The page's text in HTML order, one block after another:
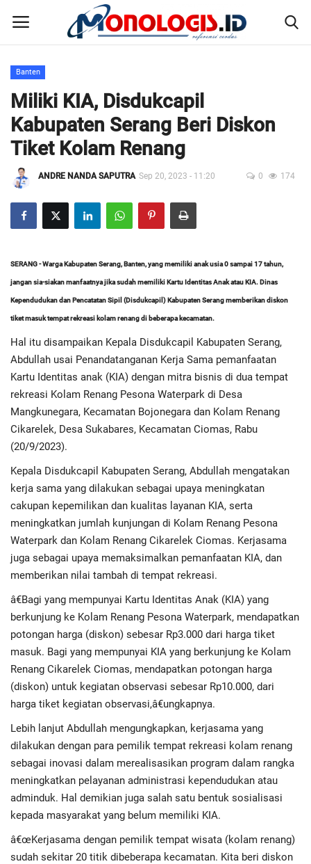
Home
Kontak
Disclaimer
Susunan Redaksi
Nusantara
Galeri
Regional
Pendidikan
Ekonomi
Olahraga
Wisata
Politik
Hukum & Kriminal
Advertorial
Monologis TV
Kopilogis
Banten
Miliki KIA, Disdukcapil
Kabupaten Serang Beri Diskon
Tiket Kolam Renang
ANDRE NANDA SAPUTRA Sep 20, 2023 - 11:20 0 174
SERANG - Warga Kabupaten Serang, Banten, yang memiliki anak usia 0 sampai 17 tahun,
jangan sia-siakan manfaatnya jika sudah memiliki Kartu Identitas Anak atau KIA. Dinas
Kependudukan dan Pencatatan Sipil (Disdukcapil) Kabupaten Serang memberikan diskon
tiket masuk tempat rekreasi kolam renang di beberapa kecamatan.
Hal itu disampaikan Kepala Disdukcapil Kabupaten Serang,
Abdullah usai Penandatanganan Kerja Sama pemanfaatan
Kartu Identitas anak (KIA) dengan mitra bisnis di dua tempat
rekreasi Kolam Renang Pesona Waterpark di Desa
Mangkunegara, Kecamatan Bojonegara dan Kolam Renang
Cikarelek, Desa Sukabares, Kecamatan Ciomas, Rabu
(20/9/2023).
Kepala Disdukcapil Kabupaten Serang, Abdullah mengatakan
kerja sama yang dilakukan sebagai upaya meningkatan
cakupan kepemilikan dan kualitas layanan KIA, serta
meningkatkan jumlah kunjungan di Kolam Renang Pesona
Waterpark dan Kolam Renang Cikarelek Ciomas. Kerjasama
juga sebagai upaya memaksimalkan pemanfaatan KIA, dan
memberikan nilai tambah di tempat rekreasi.
â€Bagi yang mempunyai Kartu Identitas Anak (KIA) yang
berkunjung ke Kolam Renang Pesona Waterpark, mendapatkan
potongan harga (diskon) sebesar Rp3.000 dari harga tiket
masuk. Bagi yang mempunyai KIA yang berkunjung ke Kolam
Renang Cikarelek Ciomas, mendapatkan potongan harga
(diskon) untuk kegiatan observasi sebesar Rp10.000, dari
harga tiket kegiatan observasi,â€ungkapnya.
Lebih lanjut Abdullah mengungkapkan, kerjasama yang
dilakukan dengan para pemilik tempat rekreasi kolam renang
sebagai inovasi dalam merealisasikan program dalam rangka
meningkatkan pelayanan administrasi kependudukan atau
adminduk. Hal demikian juga salah satu bentuk sosialisasi
kepada masyarakat yang belum memiliki KIA.
â€œKerjasama dengan pemilik tempat wisata (kolam renang)
sudah sekitar 20 titik dibeberapa kecamatan. Kita beri diskon